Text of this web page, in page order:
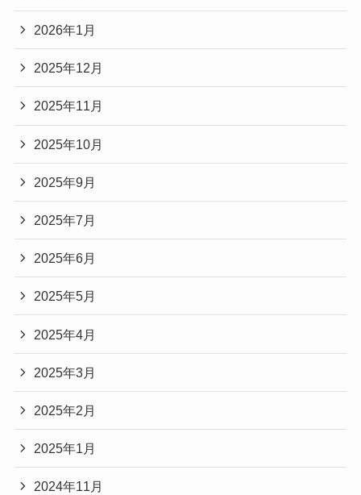
2026年1月
2025年12月
2025年11月
2025年10月
2025年9月
2025年7月
2025年6月
2025年5月
2025年4月
2025年3月
2025年2月
2025年1月
2024年11月